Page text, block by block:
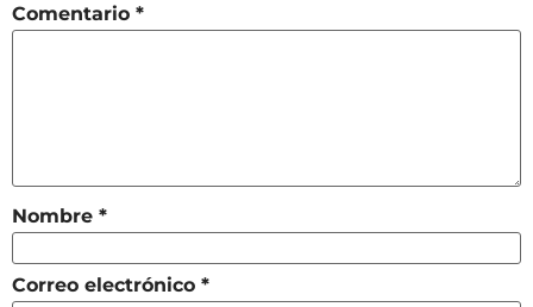
Comentario *
Nombre *
Correo electrónico *